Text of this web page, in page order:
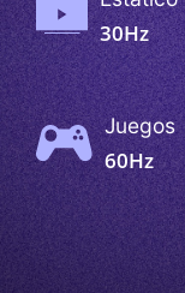
30Hz
Juegos
60Hz